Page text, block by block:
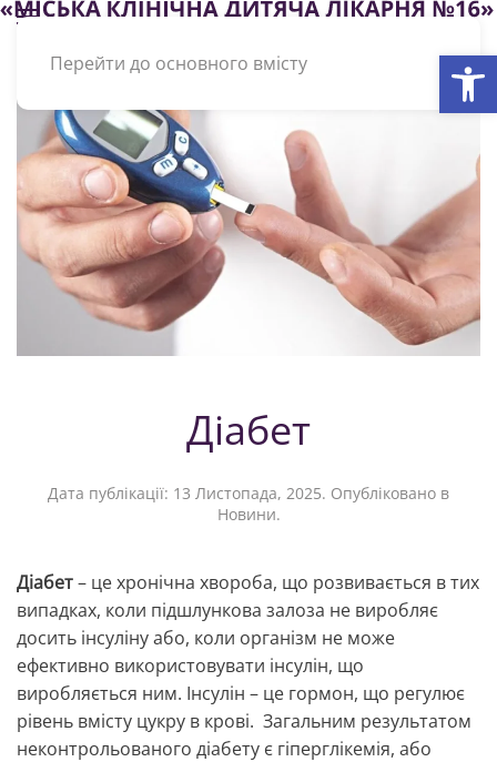
Перейти до основного вмісту
Діабет
Дата публікації: 13 Листопада, 2025. Опубліковано в
Новини.
Діабет– це хронічна хвороба, що розвивається в тих
випадках, коли підшлункова залоза не виробляє
досить інсуліну або, коли організм не може
ефективно використовувати інсулін, що
виробляється ним. Інсулін – це гормон, що регулює
рівень вмісту цукру в крові. Загальним результатом
неконтрольованого діабету є гіперглікемія, або